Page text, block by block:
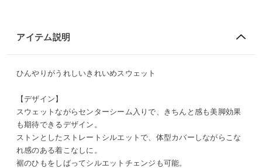
アイテム説明
ひんやりがうれしいきれいめスウェット
【デザイン】
スウェットながらセンターシーム入りで、きちんと感も美脚効果
も期待できるデザイン。
ストンとしたストレートシルエットで、体型カバーしながらこな
れ感のある着こなしに。
裾のひもをしばってシルエットチェンジも可能。